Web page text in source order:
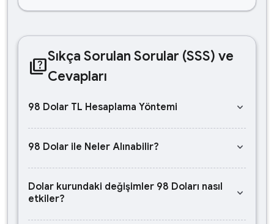
quizSıkça Sorulan Sorular (SSS) ve
Cevapları
98 Dolar TL Hesaplama Yöntemi keyboard_arrow_down
98 Dolar ile Neler Alınabilir? keyboard_arrow_down
Dolar kurundaki değişimler 98 Doları nasıl
etkiler?
keyboard_arrow_down